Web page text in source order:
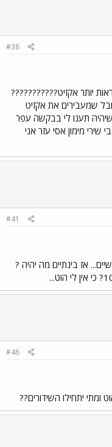
#38
יותר אקזיט???????????
שמעבירים את אקזיט
אותם בערוץ 10 אבל שיהיה תענו לי בבקשה עפר
שירי מימון אסי עזר אני
#41
אז בינתיים מה יהיה ?
#46
יתחילו השידורים??